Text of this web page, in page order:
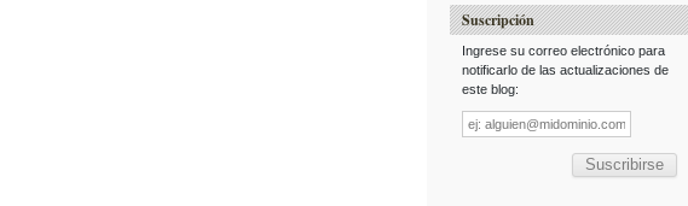
Suscripción
Ingrese su correo electrónico para
notificarlo de las actualizaciones de
este blog:
Dirección
de
correo